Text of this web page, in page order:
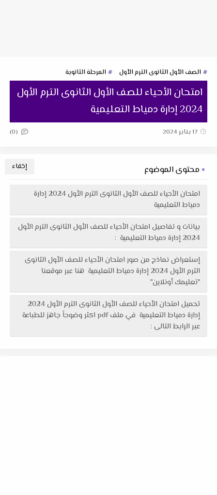
الصف الأول الثانوى الترم الأول المرحلة الثانوية
امتحان الأحياء للصف الأول الثانوى الترم الأول
2024 إدارة دمياط التعليمية
17 يناير 2024 (0)
محتوى الموضوع
امتحان الأحياء للصف الأول الثانوى الترم الأول 2024 إدارة
دمياط التعليمية
بيانات و تفاصيل امتحان الأحياء للصف الأول الثانوى الترم الأول
2024 إدارة دمياط التعليمية :
إستعراض نماذج من صور امتحان الأحياء للصف الأول الثانوى
الترم الأول 2024 إدارة دمياط التعليمية هنا عبر موقعنا
"تعليمك أونلاين"
تحميل امتحان الأحياء للصف الأول الثانوى الترم الأول 2024
إدارة دمياط التعليمية في ملف pdf اكثر وضوحاً جاهز للطباعة
عبر الرابط التالى :